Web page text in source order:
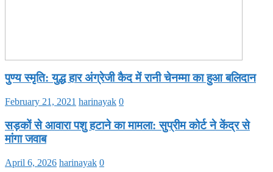
पुण्य स्मृति: युद्ध हार अंग्रेजी कैद में रानी चेनम्मा का हुआ बलिदान
February 21, 2021 harinayak 0
सड़कों से आवारा पशु हटाने का मामला: सुप्रीम कोर्ट ने केंद्र से
मांगा जवाब
April 6, 2026 harinayak 0